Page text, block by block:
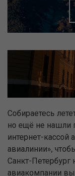
Собираетесь
но ещё не нашли
интернет-кассой
авиалинии»,
Санкт-Петербург
авиакомпании